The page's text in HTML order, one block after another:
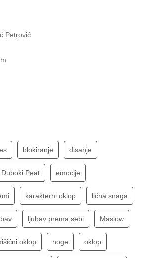
Petrović
blokiranje disanje
Duboki Peat emocije
karakterni oklop lična snaga
ljubav prema sebi Maslow
oklop noge oklop